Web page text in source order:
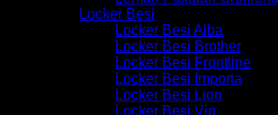
Locker Besi
Locker Besi Alba
Locker Besi Brother
Locker Besi Frontline
Locker Besi Importa
Locker Besi Lion
Locker Besi Vip